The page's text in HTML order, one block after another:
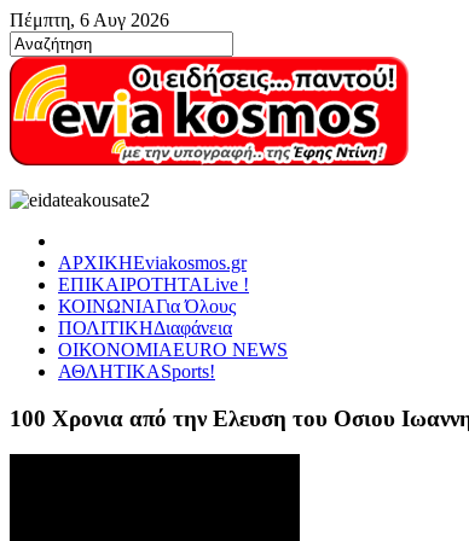
Πέμπτη, 6 Αυγ 2026
ΑΡΧΙΚΗEviakosmos.gr
ΕΠΙΚΑΙΡΟΤΗΤΑLive !
ΚΟΙΝΩΝΙΑΓια Όλους
ΠΟΛΙΤΙΚΗΔιαφάνεια
ΟΙΚΟΝΟΜΙΑEURO NEWS
ΑΘΛΗΤΙΚΑSports!
100 Χρονια από την Ελευση του Οσιου